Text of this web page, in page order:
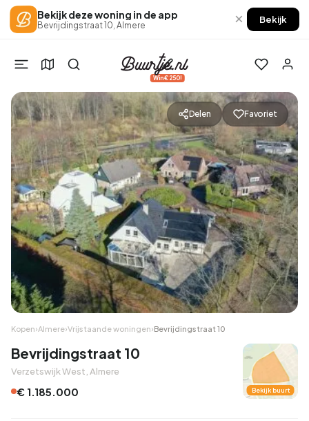
Bekijk deze woning in de app
Bevrijdingstraat 10, Almere × Bekijk
Win €250!
Delen Favoriet
Kopen›Almere›Vrijstaande woningen›Bevrijdingstraat 10
Bevrijdingstraat 10
Verzetswijk West, Almere
€ 1.185.000 Bekijk buurt